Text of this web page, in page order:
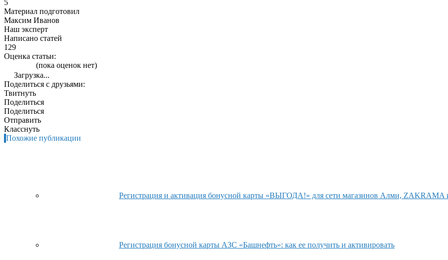
5
Материал подготовил
Максим Иванов
Наш эксперт
Написано статей
129
Оценка статьи:
(пока оценок нет)
Загрузка...
Поделиться с друзьями:
Твитнуть
Поделиться
Поделиться
Отправить
Класснуть
Похожие публикации
Регистрация и активация бонусной карты «ВЫГОДА!» для сети магазинов Алми, ZAKRAMA
Регистрация бонусной карты АЗС «Башнефть»: как ее получить и активировать